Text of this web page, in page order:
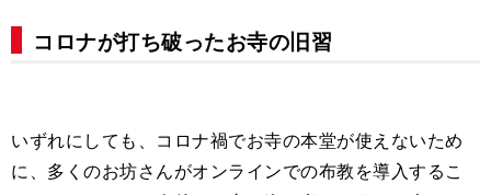
コロナが打ち破ったお寺の旧習
いずれにしても、コロナ禍でお寺の本堂が使えないため
に、多くのお坊さんがオンラインでの布教を導入するこ